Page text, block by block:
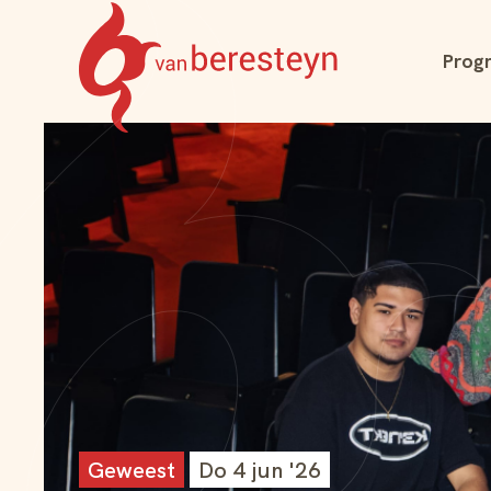
Navigatie
overslaanTheater
vanBeresteyn
Geweest Do 4 jun '26